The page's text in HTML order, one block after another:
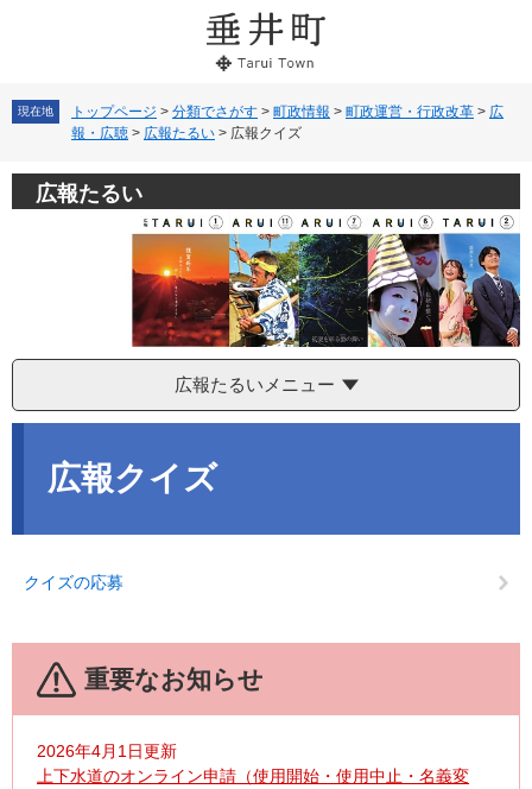
て
現在地 トップページ > 分類でさがす > 町政情報 > 町政運営・行政改革 > 広
報・広聴 > 広報たるい > 広報クイズ
広報たるい
広報たるいメニュー
広報クイズ
クイズの応募
重要なお知らせ
2026年4月1日更新
上下水道のオンライン申請（使用開始・使用中止・名義変